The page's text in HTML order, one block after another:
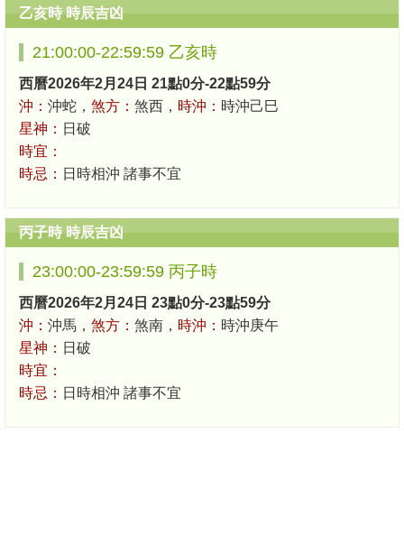
乙亥時 時辰吉凶
21:00:00-22:59:59 乙亥時
西曆2026年2月24日 21點0分-22點59分
沖： 沖蛇， 煞方： 煞西， 時沖： 時沖己巳
星神： 日破
時宜：
時忌： 日時相沖 諸事不宜
丙子時 時辰吉凶
23:00:00-23:59:59 丙子時
西曆2026年2月24日 23點0分-23點59分
沖： 沖馬， 煞方： 煞南， 時沖： 時沖庚午
星神： 日破
時宜：
時忌： 日時相沖 諸事不宜